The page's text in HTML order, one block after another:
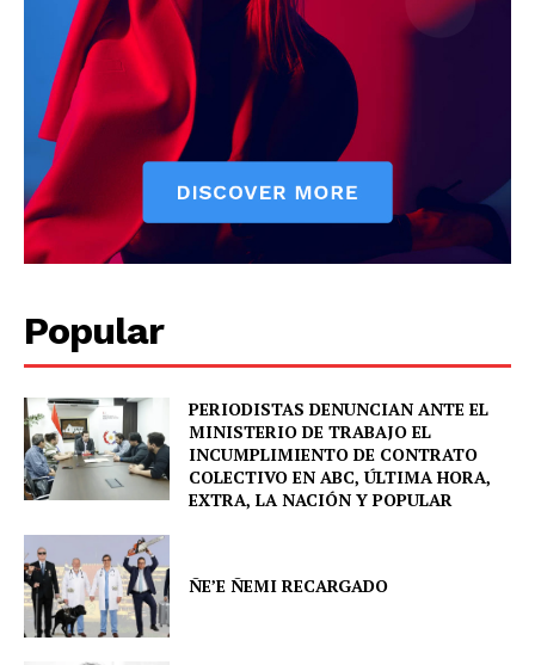
News Week
Magazine PRO
SUBSCRIBE NOW
Company
About
Contact us
Popular
PERIODISTAS DENUNCIAN ANTE EL
MINISTERIO DE TRABAJO EL
INCUMPLIMIENTO DE CONTRATO
COLECTIVO EN ABC, ÚLTIMA HORA,
EXTRA, LA NACIÓN Y POPULAR
ÑE’E ÑEMI RECARGADO